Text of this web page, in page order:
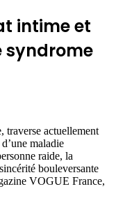
intime et
syndrome
traverse actuellement
maladie
raide, la
bouleversante
VOGUE France,